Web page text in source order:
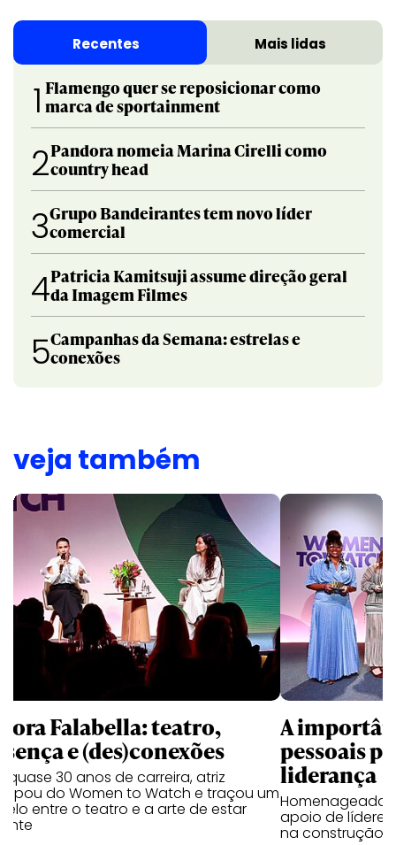
Recentes Mais lidas
1 Flamengo quer se reposicionar como
marca de sportainment
2Pandora nomeia Marina Cirelli como
country head
3Grupo Bandeirantes tem novo líder
comercial
4Patricia Kamitsuji assume direção geral
da Imagem Filmes
5Campanhas da Semana: estrelas e
conexões
veja também
Falabella: teatro,
e (des)conexões
quase 30 anos de carreira, atriz
do Women to Watch e traçou um
entre o teatro e a arte de estar
A
pessoais
liderança
apoio de
na construção